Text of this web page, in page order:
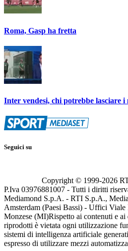
Roma, Gasp ha fretta
Inter vendesi, chi potrebbe lasciare
Seguici su
Copyright © 1999-2026
P.Iva 03976881007 - Tutti i diritti
Mediamond S.p.A. - RTI S.p.A.,
Amsterdam (Paesi Bassi) - Uffici
Monzese (MI)Rispetto ai contenuti e ai
riprodotti è vietata ogni utilizzazione
sistemi di intelligenza artificiale
espresso di utilizzare mezzi